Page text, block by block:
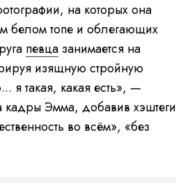
на которых она
белом топе и облегающих
певца занимается на
изящную стройную
я такая, какая есть», —
кадры Эмма, добавив хэштеги
во всём», «без